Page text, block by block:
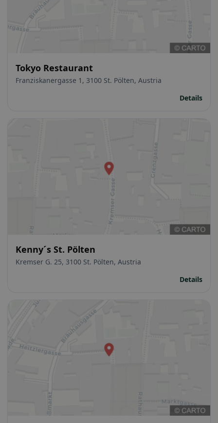
Tokyo Restaurant
Franziskanergasse 1, 3100 St. Pölten, Austria
Details
Kenny´s St. Pölten
Kremser G. 25, 3100 St. Pölten, Austria
Details